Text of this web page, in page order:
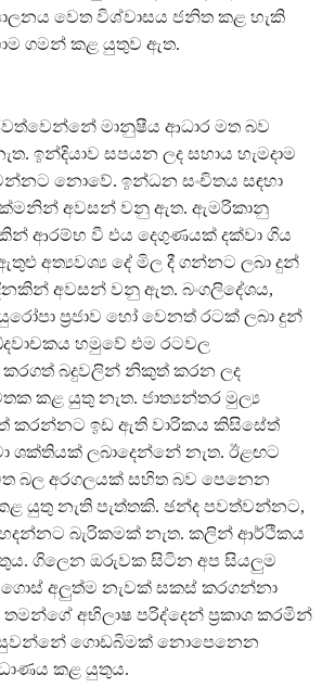
වෙත විශ්වාසය ජනිත කළ හැකි
ගමන් කළ යුතුව ඇත.
ජීවත්වෙන්නේ මානුෂීය ආධාර මත බව
ඉන්දියාව සපයන ලද සහාය හැමදාම
නොවේ. ඉන්ධන සංචිතය සඳහා
අවසන් වනු ඇත. ඇමරිකානු
ආරම්භ වී එය දෙගුණයක් දක්වා ගිය
අත්‍යවශ්‍ය දේ මිල දී ගන්නට ලබා දුන්
අවසන් වනු ඇත. බංගලිදේශය,
ප්‍රජාව හෝ වෙනත් රටක් ලබා දුන්
හමුවේ එම රටවල
කරගත් බදුවලින් නිකුත් කරන ලද
කළ යුතු නැත. ජාත්‍යන්තර මුල්‍ය
කරන්නට ඉඩ ඇති වාරිකය කිසිසේත්
ශක්තියක් ලබාදෙන්නේ නැත. ඊළඟට
බල අරගලයක් සහිත බව පෙනෙන
යුතු නැති පැත්තකි. ඡන්ද පවත්වන්නට,
බැරිකමක් නැත. කලින් ආර්ථිකය
ගිලෙන ඔරුවක සිටින අප සියලුම
ගොස් අලුත්ම නැවක් සකස් කරගන්නා
අභිලාෂ පරිද්දෙන් ප්‍රකාශ කරමින්
ගොඩබිමක් නොපෙනෙන
කළ යුතුය.